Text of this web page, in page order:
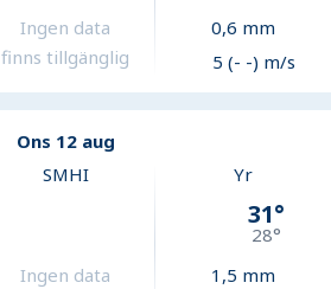
Ingen data
finns tillgänglig
0,6 mm
5 (- -) m/s
Ons 12 aug
SMHI
Ingen data
Yr
31°
28°
1,5 mm